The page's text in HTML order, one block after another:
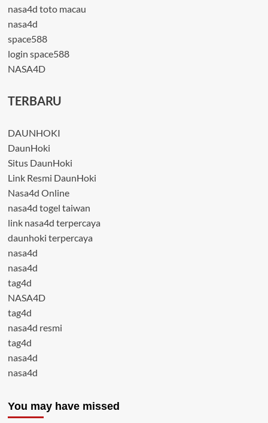
nasa4d toto macau
nasa4d
space588
login space588
NASA4D
TERBARU
DAUNHOKI
DaunHoki
Situs DaunHoki
Link Resmi DaunHoki
Nasa4d Online
nasa4d togel taiwan
link nasa4d terpercaya
daunhoki terpercaya
nasa4d
nasa4d
tag4d
NASA4D
tag4d
nasa4d resmi
tag4d
nasa4d
nasa4d
You may have missed